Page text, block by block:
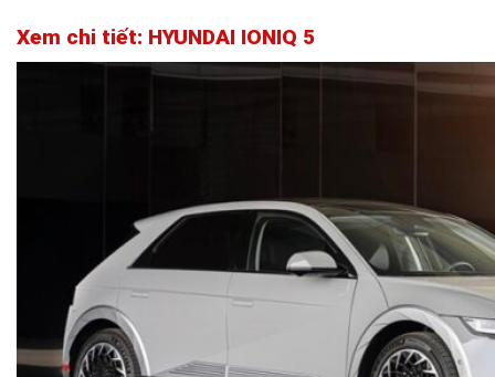
Xem chi tiết: HYUNDAI IONIQ 5